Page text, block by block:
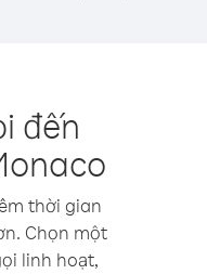
đến
thời gian
Chọn một
linh hoạt,